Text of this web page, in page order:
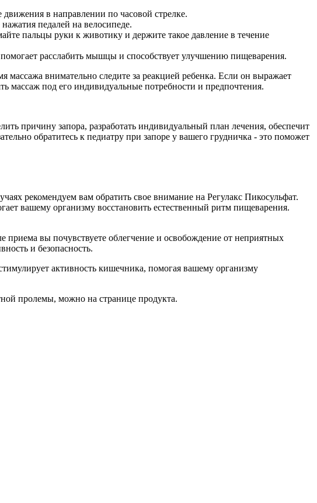
в направлении по часовой стрелке.
педалей на велосипеде.
пальцы руки к животику и держите такое давление в течение
расслабить мышцы и способствует улучшению пищеварения.
внимательно следите за реакцией ребенка. Если он выражает
массаж под его индивидуальные потребности и предпочтения.
причину запора, разработать индивидуальный план лечения, обеспечит
обратитесь к педиатру при запоре у вашего грудничка - это поможет
рекомендуем вам обратить свое внимание на Регулакс Пикосульфат.
вашему организму восстановить естественный ритм пищеварения.
приема вы почувствуете облегчение и освобождение от неприятных
и безопасность.
активность кишечника, помогая вашему организму
пролемы, можно на странице продукта.